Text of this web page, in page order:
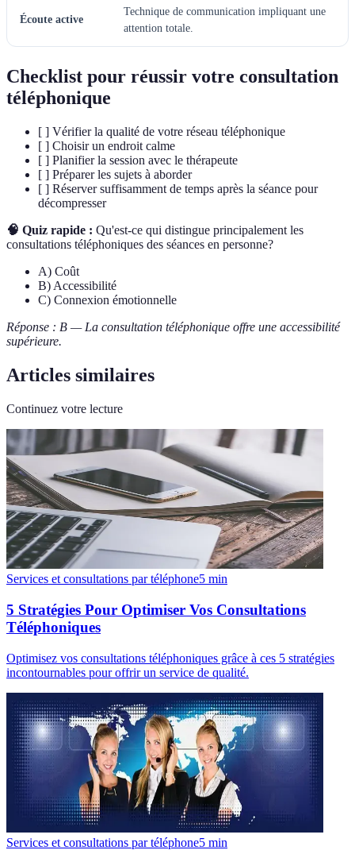
Écoute active
Technique de communication impliquant une
attention totale.
Checklist pour réussir votre consultation
téléphonique
[ ] Vérifier la qualité de votre réseau téléphonique
[ ] Choisir un endroit calme
[ ] Planifier la session avec le thérapeute
[ ] Préparer les sujets à aborder
[ ] Réserver suffisamment de temps après la séance pour
décompresser
🧠 Quiz rapide : Qu'est-ce qui distingue principalement les
consultations téléphoniques des séances en personne?
A) Coût
B) Accessibilité
C) Connexion émotionnelle
Réponse : B — La consultation téléphonique offre une accessibilité
supérieure.
Articles similaires
Continuez votre lecture
Services et consultations par téléphone5 min
5 Stratégies Pour Optimiser Vos Consultations
Téléphoniques
Optimisez vos consultations téléphoniques grâce à ces 5 stratégies
incontournables pour offrir un service de qualité.
Services et consultations par téléphone5 min